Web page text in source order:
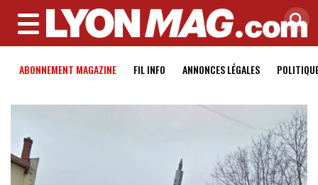
MENU
ABONNEMENT MAGAZINE FIL INFO ANNONCES LÉGALES